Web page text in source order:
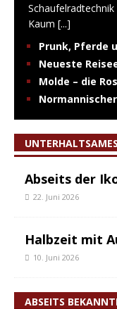
Kaum [...]
Prunk, Pferde
Neueste
Molde – die
Abseits der
22. Juni 2026
Halbzeit mit
10. Juni 2026
ABSEITS